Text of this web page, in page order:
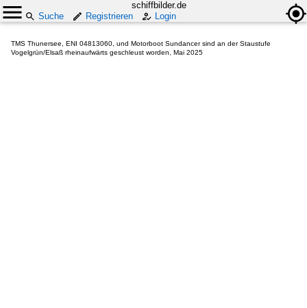
schiffbilder.de
Suche
Registrieren Login
TMS Thunersee, ENI 04813060, und Motorboot Sundancer sind an der Staustufe
Vogelgrün/Elsaß rheinaufwärts geschleust worden, Mai 2025